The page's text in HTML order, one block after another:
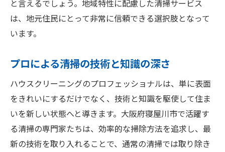
と言えるでしょう。地域特性に配慮した清掃サービス
は、地元住民にとって非常に信頼できる選択肢となって
います。
プロによる清掃の技術と知識の深さ
ハウスクリーニングのプロフェッショナルは、単に表面
をきれいにするだけでなく、技術と知識を駆使して住ま
いを新しい状態へと導きます。大阪府寝屋川市で活躍す
る清掃の専門家たちは、効率的な掃除方法を追求し、最
新の技術を取り入れることで、通常の清掃では取り除き